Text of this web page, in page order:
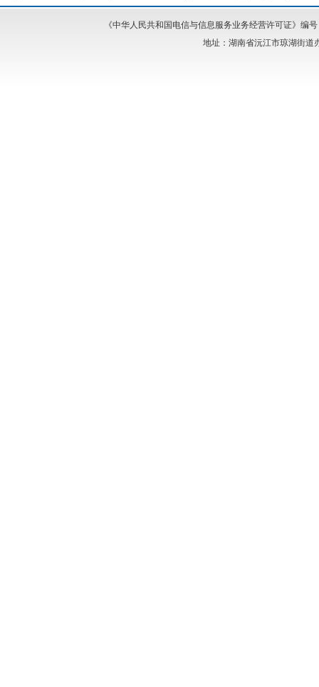
《中华人民共和国电信与信息服务业务经营许可证》编
地址：湖南省沅江市琼湖街